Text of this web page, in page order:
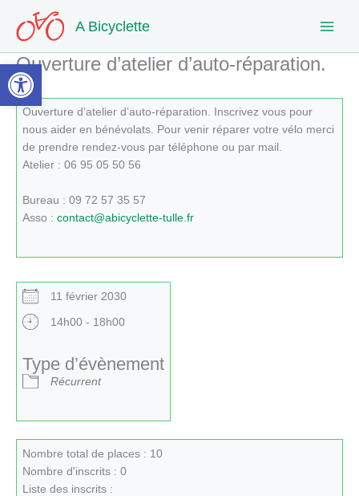
Ouvrir la barre d’outils
contenu
A Bicyclette
Ouverture d’atelier d’auto-réparation.
Ouverture d’atelier d’auto-réparation. Inscrivez vous pour
nous aider en bénévolats. Pour venir réparer votre vélo merci
de prendre rendez-vous par téléphone ou par mail.
Atelier : 06 95 05 50 56
Bureau : 09 72 57 35 57
Asso : contact@abicyclette-tulle.fr
11 février 2030
14h00 - 18h00
Type d’évènement
Récurrent
Nombre total de places : 10
Nombre d'inscrits : 0
Liste des inscrits :